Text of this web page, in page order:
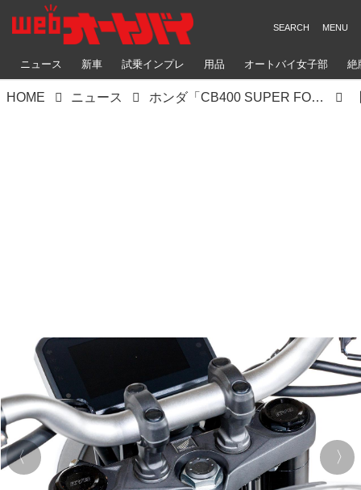
ニュース 新車 試乗インプレ 用品 オートバイ女子部 絶
HOME ニュース ホンダ「CB400 SUPER FOUR E-Clutch Concept」｜新型スーパーフォア徹底解説〈シャシー編〉